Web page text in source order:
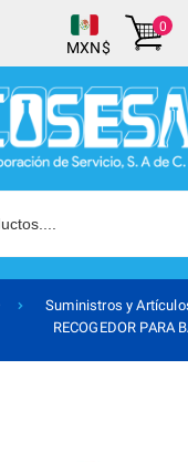
MXN$
0
Suministros y
RECOGEDOR PARA